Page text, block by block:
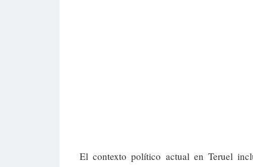
El contexto político actual en Teruel